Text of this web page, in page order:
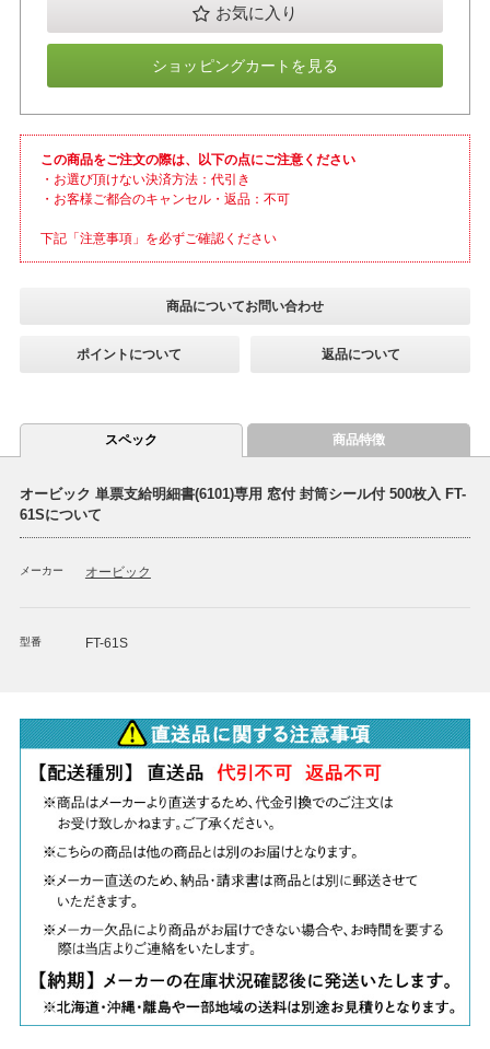
お気に入り
ショッピングカートを見る
この商品をご注文の際は、以下の点にご注意ください
・お選び頂けない決済方法：代引き
・お客様ご都合のキャンセル・返品：不可
下記「注意事項」を必ずご確認ください
商品についてお問い合わせ
ポイントについて 返品について
スペック 商品特徴
オービック 単票支給明細書(6101)専用 窓付 封筒シール付 500枚入 FT-
61Sについて
メーカー オービック
型番 FT-61S